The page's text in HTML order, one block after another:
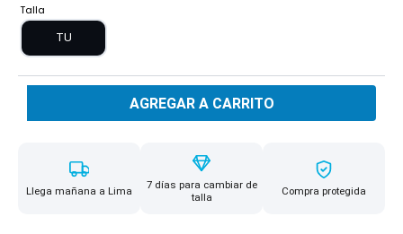
Talla
TU
AGREGAR A CARRITO
Llega mañana a Lima
7 días para cambiar de
talla
Compra protegida